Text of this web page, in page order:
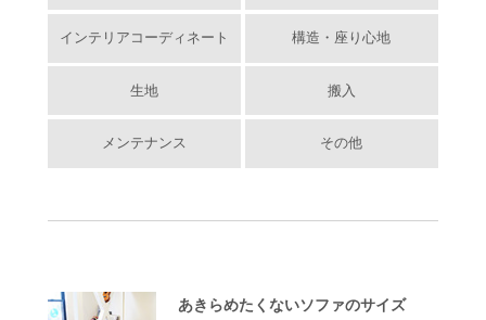
インテリアコーディネート 構造・座り心地
生地 搬入
メンテナンス その他
あきらめたくないソファのサイズ